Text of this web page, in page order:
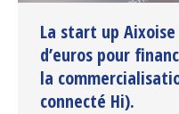
La start up
d’euros pour
la
connecté Hi).